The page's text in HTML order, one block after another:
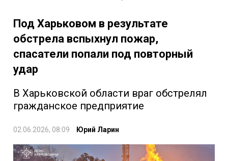
Под Харьковом в результате
обстрела вспыхнул пожар,
спасатели попали под повторный
удар
В Харьковской области враг обстрелял
гражданское предприятие
02.06.2026, 08:09 Юрий Ларин